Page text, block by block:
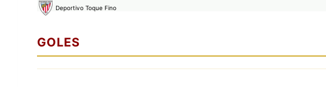
Deportivo Toque Fino
GOLES